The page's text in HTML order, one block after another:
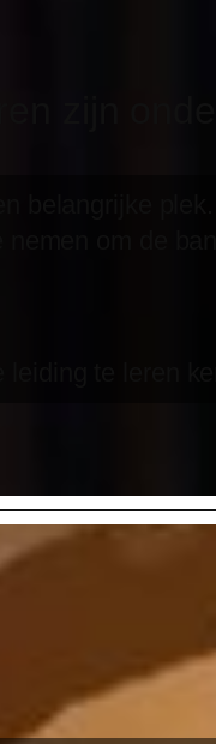
belangrijke
om de
te leren